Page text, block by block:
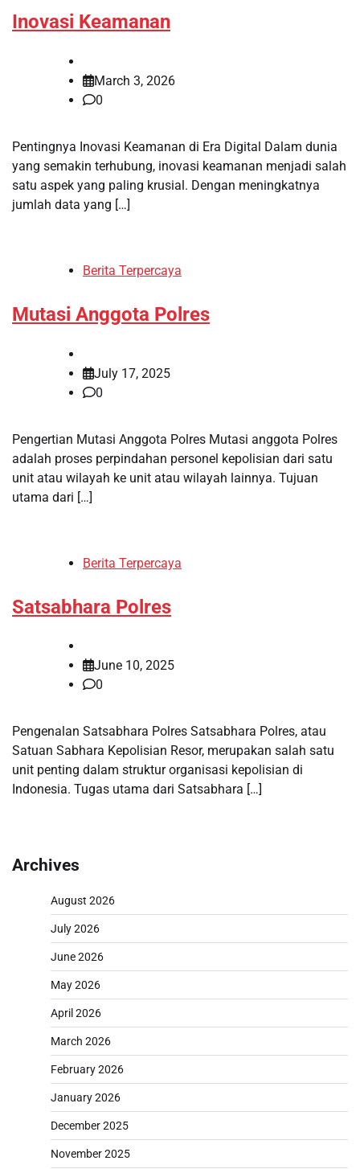
Inovasi Keamanan
March 3, 2026
0
Pentingnya Inovasi Keamanan di Era Digital Dalam dunia
yang semakin terhubung, inovasi keamanan menjadi salah
satu aspek yang paling krusial. Dengan meningkatnya
jumlah data yang […]
Berita Terpercaya
Mutasi Anggota Polres
July 17, 2025
0
Pengertian Mutasi Anggota Polres Mutasi anggota Polres
adalah proses perpindahan personel kepolisian dari satu
unit atau wilayah ke unit atau wilayah lainnya. Tujuan
utama dari […]
Berita Terpercaya
Satsabhara Polres
June 10, 2025
0
Pengenalan Satsabhara Polres Satsabhara Polres, atau
Satuan Sabhara Kepolisian Resor, merupakan salah satu
unit penting dalam struktur organisasi kepolisian di
Indonesia. Tugas utama dari Satsabhara […]
Archives
August 2026
July 2026
June 2026
May 2026
April 2026
March 2026
February 2026
January 2026
December 2025
November 2025